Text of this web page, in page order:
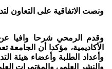
ونصت الاتفاقية على التعاون
وقدم الرمحي شرحا وافيا عن
الأكاديمية، مؤكدا أن
وأعداد الطلبة وأعضاء هيئة
والنشر العلمي والمؤتمرات